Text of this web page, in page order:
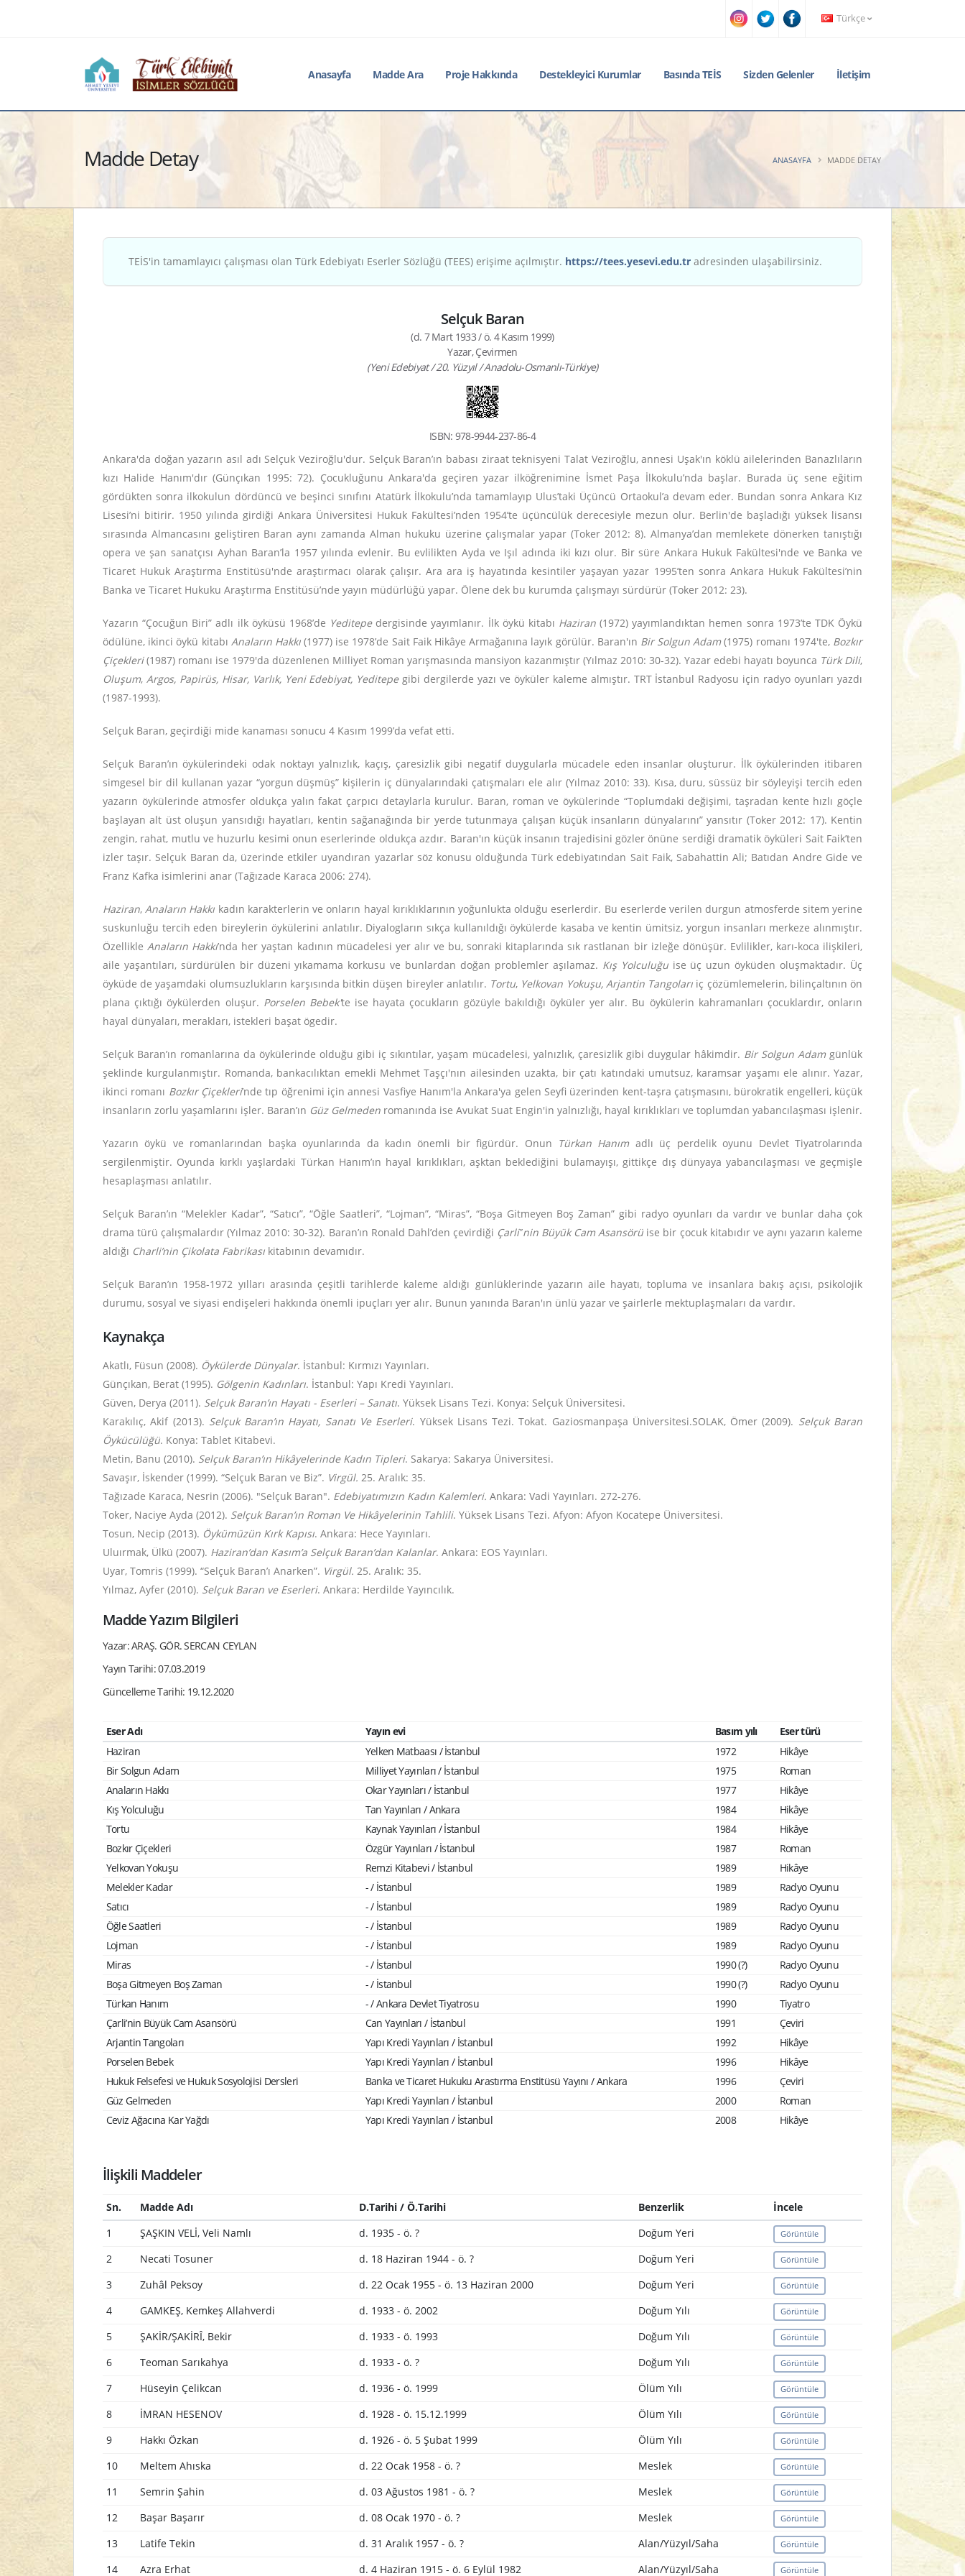
Türkçe
Anasayfa Madde Ara Proje Hakkında Destekleyici Kurumlar Basında TEİS Sizden Gelenler İletişim
Madde Detay ANASAYFA MADDE DETAY
TEİS'in tamamlayıcı çalışması olan Türk Edebiyatı Eserler Sözlüğü (TEES) erişime açılmıştır. https://tees.yesevi.edu.tr adresinden ulaşabilirsiniz.
Selçuk Baran
(d. 7 Mart 1933 / ö. 4 Kasım 1999)
Yazar, Çevirmen
(Yeni Edebiyat / 20. Yüzyıl / Anadolu-Osmanlı-Türkiye)
ISBN: 978-9944-237-86-4
Ankara'da doğan yazarın asıl adı Selçuk Veziroğlu'dur. Selçuk Baran’ın babası ziraat teknisyeni Talat Veziroğlu, annesi Uşak'ın köklü ailelerinden Banazlıların
kızı Halide Hanım'dır (Günçıkan 1995: 72). Çocukluğunu Ankara'da geçiren yazar ilköğrenimine İsmet Paşa İlkokulu’nda başlar. Burada üç sene eğitim
gördükten sonra ilkokulun dördüncü ve beşinci sınıfını Atatürk İlkokulu’nda tamamlayıp Ulus’taki Üçüncü Ortaokul’a devam eder. Bundan sonra Ankara Kız
Lisesi’ni bitirir. 1950 yılında girdiği Ankara Üniversitesi Hukuk Fakültesi’nden 1954’te üçüncülük derecesiyle mezun olur. Berlin'de başladığı yüksek lisansı
sırasında Almancasını geliştiren Baran aynı zamanda Alman hukuku üzerine çalışmalar yapar (Toker 2012: 8). Almanya’dan memlekete dönerken tanıştığı
opera ve şan sanatçısı Ayhan Baran’la 1957 yılında evlenir. Bu evlilikten Ayda ve Işıl adında iki kızı olur. Bir süre Ankara Hukuk Fakültesi'nde ve Banka ve
Ticaret Hukuk Araştırma Enstitüsü'nde araştırmacı olarak çalışır. Ara ara iş hayatında kesintiler yaşayan yazar 1995’ten sonra Ankara Hukuk Fakültesi’nin
Banka ve Ticaret Hukuku Araştırma Enstitüsü’nde yayın müdürlüğü yapar. Ölene dek bu kurumda çalışmayı sürdürür (Toker 2012: 23).
Yazarın “Çocuğun Biri” adlı ilk öyküsü 1968’de Yeditepedergisinde yayımlanır. İlk öykü kitabı Haziran(1972) yayımlandıktan hemen sonra 1973’te TDK Öykü
ödülüne, ikinci öykü kitabı Anaların Hakkı(1977) ise 1978’de Sait Faik Hikâye Armağanına layık görülür. Baran'ın Bir Solgun Adam(1975) romanı 1974'te, Bozkır
Çiçekleri(1987) romanı ise 1979'da düzenlenen Milliyet Roman yarışmasında mansiyon kazanmıştır (Yılmaz 2010: 30-32). Yazar edebi hayatı boyunca Türk Dili,
Oluşum, Argos, Papirüs, Hisar, Varlık, Yeni Edebiyat, Yeditepegibi dergilerde yazı ve öyküler kaleme almıştır. TRT İstanbul Radyosu için radyo oyunları yazdı
(1987-1993).
Selçuk Baran, geçirdiği mide kanaması sonucu 4 Kasım 1999’da vefat etti.
Selçuk Baran’ın öykülerindeki odak noktayı yalnızlık, kaçış, çaresizlik gibi negatif duygularla mücadele eden insanlar oluşturur. İlk öykülerinden itibaren
simgesel bir dil kullanan yazar “yorgun düşmüş” kişilerin iç dünyalarındaki çatışmaları ele alır (Yılmaz 2010: 33). Kısa, duru, süssüz bir söyleyişi tercih eden
yazarın öykülerinde atmosfer oldukça yalın fakat çarpıcı detaylarla kurulur. Baran, roman ve öykülerinde “Toplumdaki değişimi, taşradan kente hızlı göçle
başlayan alt üst oluşun yansıdığı hayatları, kentin sağanağında bir yerde tutunmaya çalışan küçük insanların dünyalarını” yansıtır (Toker 2012: 17). Kentin
zengin, rahat, mutlu ve huzurlu kesimi onun eserlerinde oldukça azdır. Baran'ın küçük insanın trajedisini gözler önüne serdiği dramatik öyküleri Sait Faik’ten
izler taşır. Selçuk Baran da, üzerinde etkiler uyandıran yazarlar söz konusu olduğunda Türk edebiyatından Sait Faik, Sabahattin Ali; Batıdan Andre Gide ve
Franz Kafka isimlerini anar (Tağızade Karaca 2006: 274).
Haziran,Anaların Hakkı kadın karakterlerin ve onların hayal kırıklıklarının yoğunlukta olduğu eserlerdir. Bu eserlerde verilen durgun atmosferde sitem yerine
suskunluğu tercih eden bireylerin öykülerini anlatılır. Diyalogların sıkça kullanıldığı öykülerde kasaba ve kentin ümitsiz, yorgun insanları merkeze alınmıştır.
ÖzellikleAnaların Hakkı’nda her yaştan kadının mücadelesi yer alır ve bu, sonraki kitaplarında sık rastlanan bir izleğe dönüşür. Evlilikler, karı-koca ilişkileri,
aile yaşantıları, sürdürülen bir düzeni yıkamama korkusu ve bunlardan doğan problemler aşılamaz. Kış Yolculuğuise üç uzun öyküden oluşmaktadır. Üç
öyküde de yaşamdaki olumsuzlukların karşısında bitkin düşen bireyler anlatılır. Tortu, Yelkovan Yokuşu, Arjantin Tangoları iç çözümlemelerin, bilinçaltının ön
plana çıktığı öykülerden oluşur. Porselen Bebek'te ise hayata çocukların gözüyle bakıldığı öyküler yer alır. Bu öykülerin kahramanları çocuklardır, onların
hayal dünyaları, merakları, istekleri başat ögedir.
Selçuk Baran’ın romanlarına da öykülerinde olduğu gibi iç sıkıntılar, yaşam mücadelesi, yalnızlık, çaresizlik gibi duygular hâkimdir. Bir Solgun Adamgünlük
şeklinde kurgulanmıştır. Romanda, bankacılıktan emekli Mehmet Taşçı'nın ailesinden uzakta, bir çatı katındaki umutsuz, karamsar yaşamı ele alınır. Yazar,
ikinci romanı Bozkır Çiçekleri’nde tıp öğrenimi için annesi Vasfiye Hanım'la Ankara'ya gelen Seyfi üzerinden kent-taşra çatışmasını, bürokratik engelleri, küçük
insanların zorlu yaşamlarını işler. Baran’ın Güz Gelmeden romanında ise Avukat Suat Engin'in yalnızlığı, hayal kırıklıkları ve toplumdan yabancılaşması işlenir.
Yazarın öykü ve romanlarından başka oyunlarında da kadın önemli bir figürdür. Onun Türkan Hanımadlı üç perdelik oyunu Devlet Tiyatrolarında
sergilenmiştir. Oyunda kırklı yaşlardaki Türkan Hanım’ın hayal kırıklıkları, aşktan beklediğini bulamayışı, gittikçe dış dünyaya yabancılaşması ve geçmişle
hesaplaşması anlatılır.
Selçuk Baran’ın “Melekler Kadar”, “Satıcı”, “Öğle Saatleri”, “Lojman”, “Miras”, “Boşa Gitmeyen Boş Zaman” gibi radyo oyunları da vardır ve bunlar daha çok
drama türü çalışmalardır (Yılmaz 2010: 30-32). Baran’ın Ronald Dahl’den çevirdiği Çarli‟nin Büyük Cam Asansörü ise bir çocuk kitabıdır ve aynı yazarın kaleme
aldığı Charli’nin Çikolata Fabrikası kitabının devamıdır.
Selçuk Baran’ın 1958-1972 yılları arasında çeşitli tarihlerde kaleme aldığı günlüklerinde yazarın aile hayatı, topluma ve insanlara bakış açısı, psikolojik
durumu, sosyal ve siyasi endişeleri hakkında önemli ipuçları yer alır. Bunun yanında Baran'ın ünlü yazar ve şairlerle mektuplaşmaları da vardır.
Kaynakça
Akatlı, Füsun (2008). Öykülerde Dünyalar. İstanbul: Kırmızı Yayınları.
Günçıkan, Berat (1995). Gölgenin Kadınları. İstanbul: Yapı Kredi Yayınları.
Güven, Derya (2011). Selçuk Baran’ın Hayatı - Eserleri – Sanatı. Yüksek Lisans Tezi. Konya: Selçuk Üniversitesi.
Karakılıç, Akif (2013). Selçuk Baran’ın Hayatı, Sanatı Ve Eserleri. Yüksek Lisans Tezi. Tokat. Gaziosmanpaşa Üniversitesi.SOLAK, Ömer (2009). Selçuk Baran
Öykücülüğü. Konya: Tablet Kitabevi.
Metin, Banu (2010). Selçuk Baran’ın Hikâyelerinde Kadın Tipleri. Sakarya: Sakarya Üniversitesi.
Savaşır, İskender (1999). “Selçuk Baran ve Biz”. Virgül. 25. Aralık: 35.
Tağızade Karaca, Nesrin (2006). "Selçuk Baran". Edebiyatımızın Kadın Kalemleri. Ankara: Vadi Yayınları. 272-276.
Toker, Naciye Ayda (2012). Selçuk Baran’ın Roman Ve Hikâyelerinin Tahlili. Yüksek Lisans Tezi. Afyon: Afyon Kocatepe Üniversitesi.
Tosun, Necip (2013). Öykümüzün Kırk Kapısı. Ankara: Hece Yayınları.
Uluırmak, Ülkü (2007). Haziran’dan Kasım’a Selçuk Baran’dan Kalanlar. Ankara: EOS Yayınları.
Uyar, Tomris (1999). “Selçuk Baran’ı Anarken”. Virgül. 25. Aralık: 35.
Yılmaz, Ayfer (2010). Selçuk Baran ve Eserleri. Ankara: Herdilde Yayıncılık.
Madde Yazım Bilgileri
Yazar: ARAŞ. GÖR. SERCAN CEYLAN
Yayın Tarihi: 07.03.2019
Güncelleme Tarihi: 19.12.2020
Eser Adı Yayın evi Basım yılı
Eser türü
Haziran
Yelken Matbaası / İstanbul 1972
Hikâye
Bir Solgun Adam
Milliyet Yayınları / İstanbul 1975
Roman
Anaların Hakkı
Okar Yayınları / İstanbul 1977
Hikâye
Kış Yolculuğu
Tan Yayınları / Ankara 1984
Hikâye
Tortu
Kaynak Yayınları / İstanbul 1984
Hikâye
Bozkır Çiçekleri
Özgür Yayınları / İstanbul 1987
Roman
Yelkovan Yokuşu
Remzi Kitabevi / İstanbul 1989
Hikâye
Melekler Kadar
- / İstanbul 1989
Radyo Oyunu
Satıcı
- / İstanbul 1989
Radyo Oyunu
Öğle Saatleri
- / İstanbul 1989
Radyo Oyunu
Lojman
- / İstanbul 1989
Radyo Oyunu
Miras
- / İstanbul 1990 (?)
Radyo Oyunu
Boşa Gitmeyen Boş Zaman
- / İstanbul 1990 (?)
Radyo Oyunu
Türkan Hanım
- / Ankara Devlet Tiyatrosu 1990
Tiyatro
Çarli’nin Büyük Cam Asansörü
Can Yayınları / İstanbul 1991
Çeviri
Arjantin Tangoları
Yapı Kredi Yayınları / İstanbul 1992
Hikâye
Porselen Bebek
Yapı Kredi Yayınları / İstanbul 1996
Hikâye
Hukuk Felsefesi ve Hukuk Sosyolojisi Dersleri
Banka ve Ticaret Hukuku Arastırma Enstitüsü Yayını / Ankara 1996
Çeviri
Güz Gelmeden
Yapı Kredi Yayınları / İstanbul 2000
Roman
Ceviz Ağacına Kar Yağdı
Yapı Kredi Yayınları / İstanbul 2008 Hikâye
İlişkili Maddeler
Sn. Madde Adı D.Tarihi / Ö.Tarihi Benzerlik
İncele
1
ŞAŞKIN VELİ, Veli Namlı d. 1935 - ö. ? Doğum Yeri Görüntüle
2 Necati Tosuner d. 18 Haziran 1944 - ö. ? Doğum Yeri Görüntüle
3 Zuhâl Peksoy d. 22 Ocak 1955 - ö. 13 Haziran 2000 Doğum Yeri Görüntüle
4 GAMKEŞ, Kemkeş Allahverdi d. 1933 - ö. 2002 Doğum Yılı Görüntüle
5 ŞAKİR/ŞAKİRÎ, Bekir d. 1933 - ö. 1993 Doğum Yılı Görüntüle
6 Teoman Sarıkahya d. 1933 - ö. ? Doğum Yılı Görüntüle
7 Hüseyin Çelikcan d. 1936 - ö. 1999 Ölüm Yılı Görüntüle
8 İMRAN HESENOV d. 1928 - ö. 15.12.1999 Ölüm Yılı Görüntüle
9 Hakkı Özkan d. 1926 - ö. 5 Şubat 1999 Ölüm Yılı Görüntüle
10 Meltem Ahıska d. 22 Ocak 1958 - ö. ? Meslek Görüntüle
11 Semrin Şahin d. 03 Ağustos 1981 - ö. ? Meslek Görüntüle
12 Başar Başarır d. 08 Ocak 1970 - ö. ? Meslek Görüntüle
13 Latife Tekin d. 31 Aralık 1957 - ö. ? Alan/Yüzyıl/Saha Görüntüle
14 Azra Erhat d. 4 Haziran 1915 - ö. 6 Eylül 1982 Alan/Yüzyıl/Saha Görüntüle